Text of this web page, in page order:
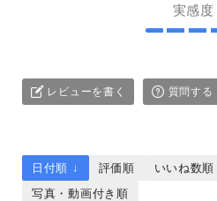
実感度
レビューを書く 質問する
日付順 ↓ 評価順 いいね数順
写真・動画付き順